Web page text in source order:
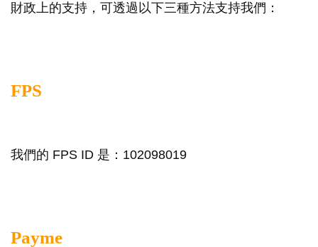
財政上的支持，可透過以下三種方法支持我們：
FPS
我們的 FPS ID 是：102098019
Payme